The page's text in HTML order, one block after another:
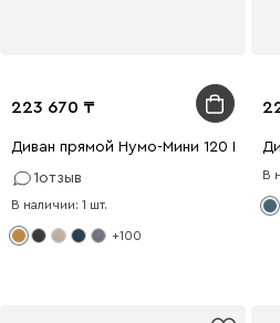
223 670
Диван прямой Нумо-Мини 120
1отзыв
В наличии: 1 шт.
+100
В